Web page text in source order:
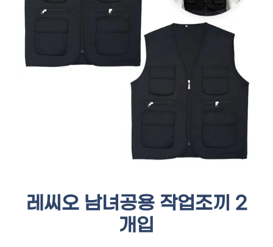
레씨오 남녀공용 작업조끼 2
개입